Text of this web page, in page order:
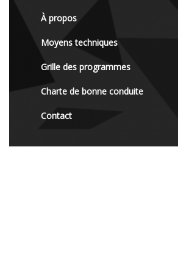
À propos
Moyens techniques
Grille des programmes
Charte de bonne conduite
Contact